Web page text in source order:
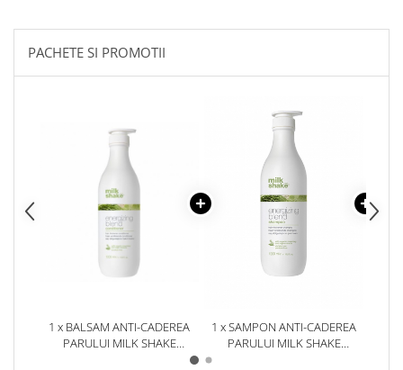
PACHETE SI PROMOTII
1 x BALSAM ANTI-CADEREA
PARULUI MILK SHAKE
ENERGIZING BLEND, 1000 ML
1 x SAMPON ANTI-CADEREA
PARULUI MILK SHAKE